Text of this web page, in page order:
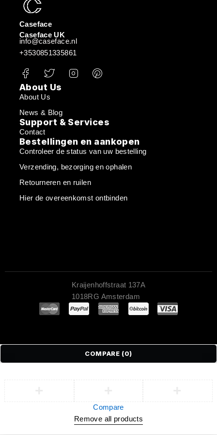
Caseface
Caseface UK
info@caseface.nl
+3530851335861
About Us
About Us
News & Blog
Support & Services
Contact
Bestellingen en aankopen
Controleer de status van uw bestelling
Verzending, bezorging en ophalen
Retourneren en ruilen
Hier de overeenkomst ontbinden
Kraijenhoffstraat 137A
1018RG Amsterdam
COMPARE (0)
Compare
Remove all products